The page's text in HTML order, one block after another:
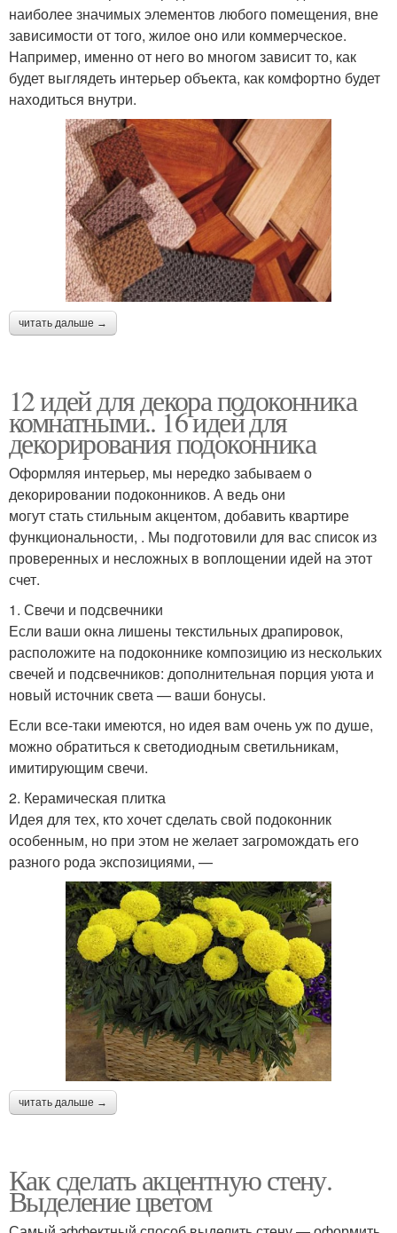
наиболее значимых элементов любого помещения, вне
зависимости от того, жилое оно или коммерческое.
Например, именно от него во многом зависит то, как
будет выглядеть интерьер объекта, как комфортно будет
находиться внутри.
читать дальше →
12 идей для декора подоконника
комнатными.. 16 идей для
декорирования подоконника
Оформляя интерьер, мы нередко забываем о
декорировании подоконников. А ведь они
могут стать стильным акцентом, добавить квартире
функциональности, . Мы подготовили для вас список из
проверенных и несложных в воплощении идей на этот
счет.
1. Свечи и подсвечники
Если ваши окна лишены текстильных драпировок,
расположите на подоконнике композицию из нескольких
свечей и подсвечников: дополнительная порция уюта и
новый источник света — ваши бонусы.
Если все-таки имеются, но идея вам очень уж по душе,
можно обратиться к светодиодным светильникам,
имитирующим свечи.
2. Керамическая плитка
Идея для тех, кто хочет сделать свой подоконник
особенным, но при этом не желает загромождать его
разного рода экспозициями, —
читать дальше →
Как сделать акцентную стену.
Выделение цветом